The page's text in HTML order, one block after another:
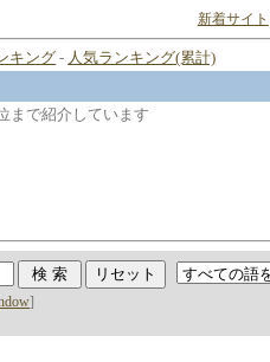
新着サイト
キング - 人気ランキング(累計)
まで紹介しています
]